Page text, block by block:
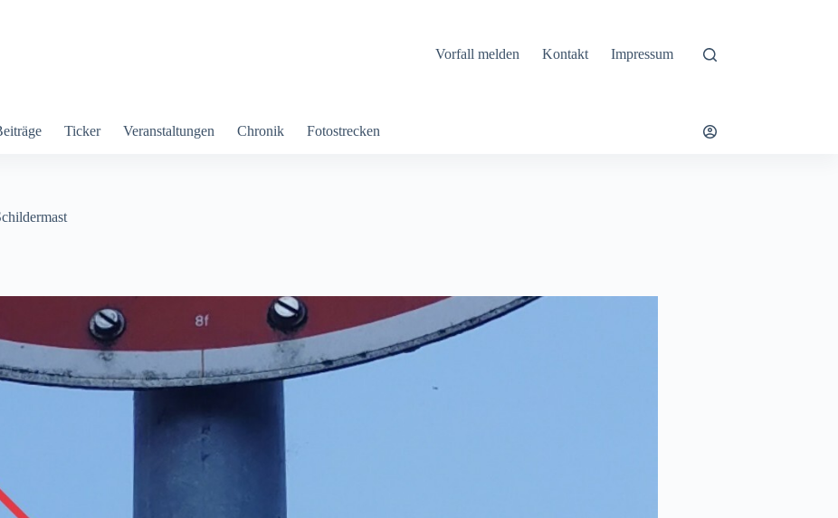
Vorfall melden Kontakt Impressum
Ticker Veranstaltungen Chronik Fotostrecken